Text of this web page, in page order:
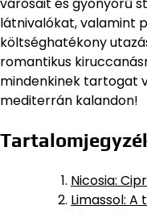
látnivalókat, valamint
költséghatékony
romantikus
mindenkinek tartogat
mediterrán kalandon!
Nicosia:
Limassol: